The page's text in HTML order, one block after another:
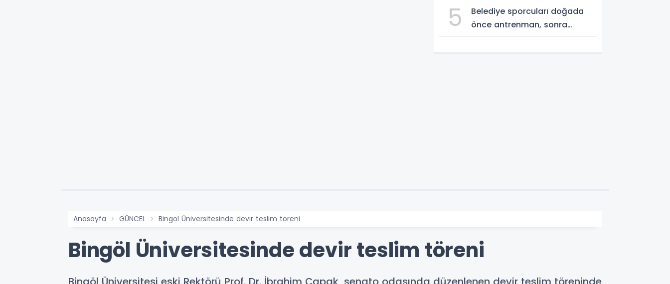
5
Belediye sporcuları doğada
önce antrenman, sonra
Anasayfa GÜNCEL Bingöl Üniversitesinde devir teslim töreni
Bingöl Üniversitesinde devir teslim töreni